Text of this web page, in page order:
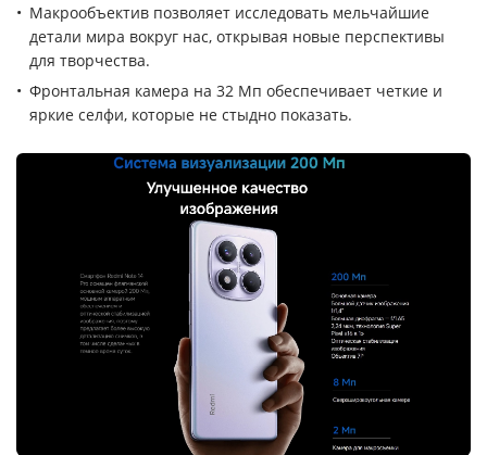
Макрообъектив позволяет исследовать мельчайшие
детали мира вокруг нас, открывая новые перспективы
для творчества.
Фронтальная камера на 32 Мп обеспечивает четкие и
яркие селфи, которые не стыдно показать.